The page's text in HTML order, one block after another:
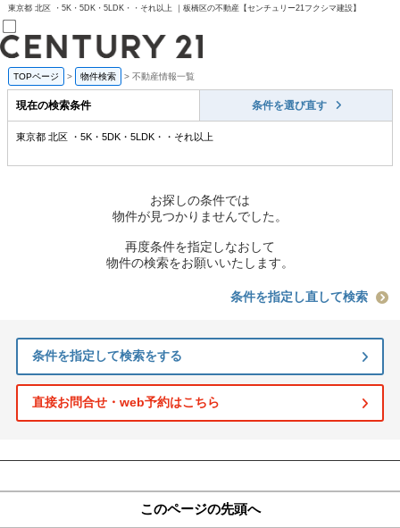
東京都 北区 ・5K・5DK・5LDK・・それ以上 ｜板橋区の不動産【センチュリー21フクシマ建設】
売買部
0120-800-844
賃貸部
03-6912-3505
会員メニュー
住宅ローン控除シミュレータ
新築戸建て
中古戸建て
マンション
TOPページ > 物件検索 > 不動産情報一覧
現在の検索条件 条件を選び直す
東京都 北区 ・5K・5DK・5LDK・・それ以上
お探しの条件では
物件が見つかりませんでした。
再度条件を指定しなおして
物件の検索をお願いいたします。
条件を指定し直して検索
条件を指定して検索をする
直接お問合せ・web予約はこちら
このページの先頭へ